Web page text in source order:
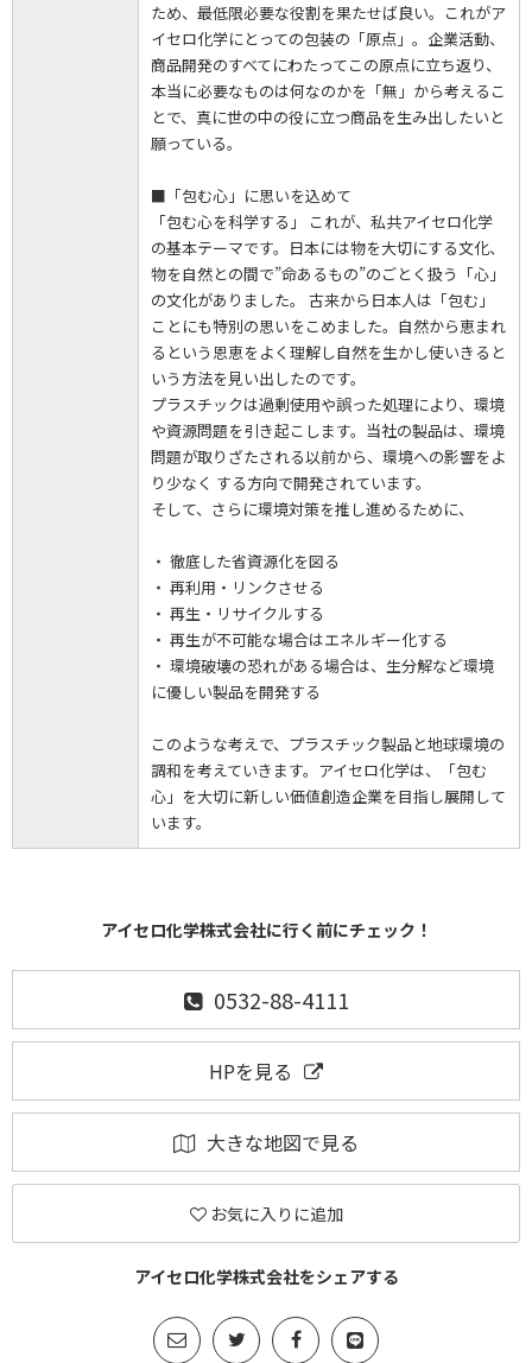
ため、最低限必要な役割を果たせば良い。これがア
イセロ化学にとっての包装の「原点」。企業活動、
商品開発のすべてにわたってこの原点に立ち返り、
本当に必要なものは何なのかを「無」から考えるこ
とで、真に世の中の役に立つ商品を生み出したいと
願っている。
■「包む心」に思いを込めて
「包む心を科学する」 これが、私共アイセロ化学
の基本テーマです。日本には物を大切にする文化、
物を自然との間で”命あるもの”のごとく扱う「心」
の文化がありました。 古来から日本人は「包む」
ことにも特別の思いをこめました。自然から恵まれ
るという恩恵をよく理解し自然を生かし使いきると
いう方法を見い出したのです。
プラスチックは過剰使用や誤った処理により、環境
や資源問題を引き起こします。当社の製品は、環境
問題が取りざたされる以前から、環境への影響をよ
り少なく する方向で開発されています。
そして、さらに環境対策を推し進めるために、
・ 徹底した省資源化を図る
・ 再利用・リンクさせる
・ 再生・リサイクルする
・ 再生が不可能な場合はエネルギー化する
・ 環境破壊の恐れがある場合は、生分解など環境
に優しい製品を開発する
このような考えで、プラスチック製品と地球環境の
調和を考えていきます。アイセロ化学は、「包む
心」を大切に新しい価値創造企業を目指し展開して
います。
アイセロ化学株式会社に行く前にチェック！
0532-88-4111
HPを見る
大きな地図で見る
お気に入りに追加
アイセロ化学株式会社をシェアする